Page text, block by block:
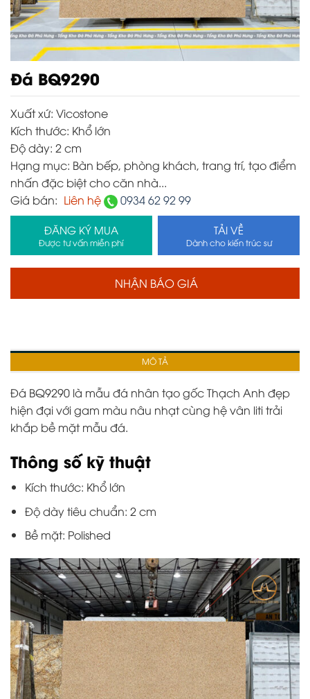
Đá BQ9290
Xuất xứ: Vicostone
Kích thước: Khổ lớn
Độ dày: 2 cm
Hạng mục: Bàn bếp, phòng khách, trang trí, tạo điểm
nhấn đặc biệt cho căn nhà...
Giá bán: Liên hệ 0934 62 92 99
ĐĂNG KÝ MUA
Được tư vấn miễn phí
TẢI VỀ
Dành cho kiến trúc sư
NHẬN BÁO GIÁ
MÔ TẢ
Đá BQ9290 là mẫu đá nhân tạo gốc Thạch Anh đẹp
hiện đại với gam màu nâu nhạt cùng hệ vân liti trải
khắp bề mặt mẫu đá.
Thông số kỹ thuật
Kích thước: Khổ lớn
Độ dày tiêu chuẩn: 2 cm
Bề mặt: Polished